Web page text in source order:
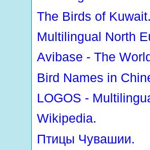
The Birds of
Multilingual North
Avibase - The
Bird Names in
LOGOS -
Wikipedia.
Птицы Чувашии.